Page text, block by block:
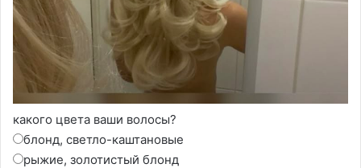
какого цвета ваши волосы?
блонд, светло-каштановые
рыжие, золотистый блонд